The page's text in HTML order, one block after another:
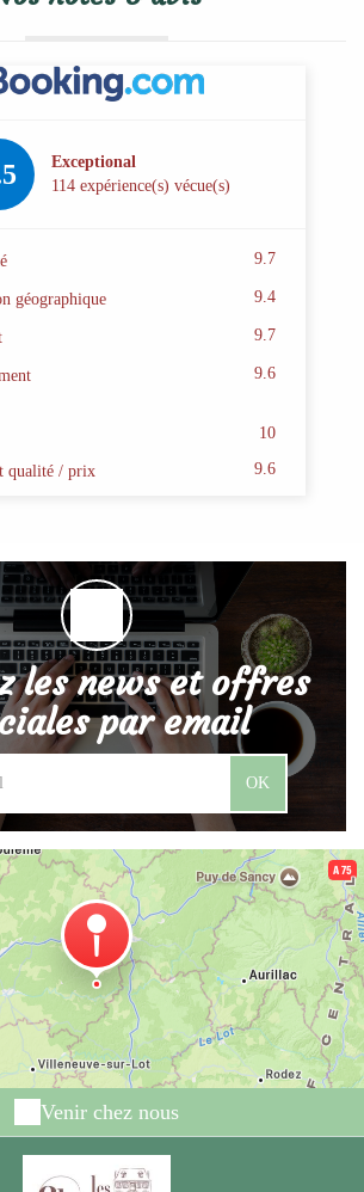
Exceptional
114 expérience(s) vécue(s)
9.7
géographique 9.4
9.7
9.6
10
qualité / prix 9.6
les news et offres
par email
OK
Venir chez nous